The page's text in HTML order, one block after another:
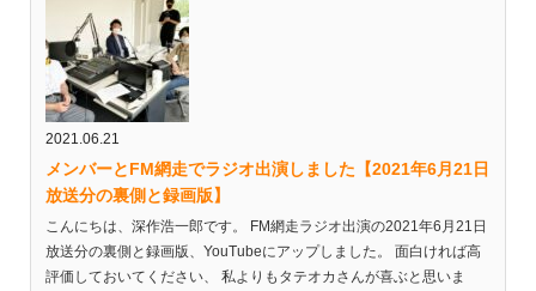
2021.06.21
メンバーとFM網走でラジオ出演しました【2021年6月21日
放送分の裏側と録画版】
こんにちは、深作浩一郎です。 FM網走ラジオ出演の2021年6月21日
放送分の裏側と録画版、YouTubeにアップしました。 面白ければ高
評価しておいてください、 私よりもタテオカさんが喜ぶと思いま